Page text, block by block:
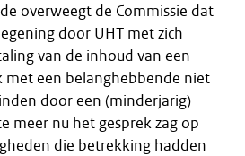
overweegt de Commissie dat
door UHT met zich
van de inhoud van een
met een belanghebbende niet
door een (minderjarig)
meer nu het gesprek zag op
die betrekking hadden